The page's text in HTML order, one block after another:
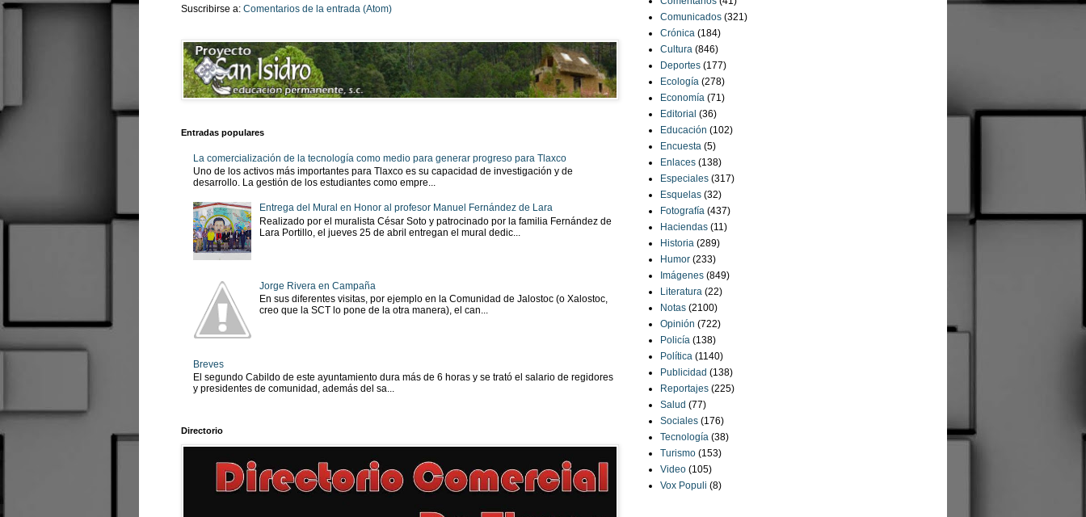
Suscribirse a: Comentarios de la entrada (Atom)
Entradas populares
La comercialización de la tecnología como medio para generar progreso para Tlaxco
Uno de los activos más importantes para Tlaxco es su capacidad de investigación y de
desarrollo. La gestión de los estudiantes como empre...
Entrega del Mural en Honor al profesor Manuel Fernández de Lara
Realizado por el muralista César Soto y patrocinado por la familia Fernández de
Lara Portillo, el jueves 25 de abril entregan el mural dedic...
Jorge Rivera en Campaña
En sus diferentes visitas, por ejemplo en la Comunidad de Jalostoc (o Xalostoc,
creo que la SCT lo pone de la otra manera), el can...
Breves
El segundo Cabildo de este ayuntamiento dura más de 6 horas y se trató el salario de regidores
y presidentes de comunidad, además del sa...
Directorio
Comunicados (321)
Crónica (184)
Cultura (846)
Deportes (177)
Ecología (278)
Economía (71)
Editorial (36)
Educación (102)
Encuesta (5)
Enlaces (138)
Especiales (317)
Esquelas (32)
Fotografía (437)
Haciendas (11)
Historia (289)
Humor (233)
Imágenes (849)
Literatura (22)
Notas (2100)
Opinión (722)
Policía (138)
Política (1140)
Publicidad (138)
Reportajes (225)
Salud (77)
Sociales (176)
Tecnología (38)
Turismo (153)
Video (105)
Vox Populi (8)